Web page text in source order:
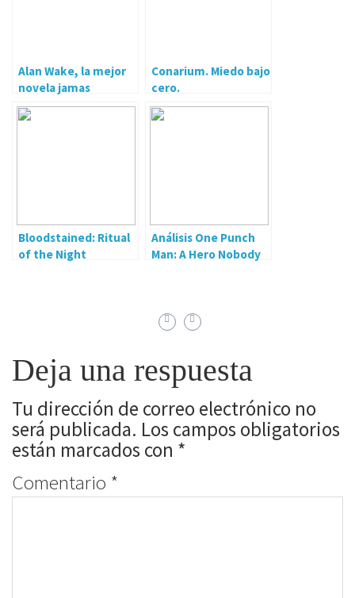
Alan Wake, la mejor
novela jamas
jugada…
Conarium. Miedo bajo
cero.
Bloodstained: Ritual
of the Night
Análisis One Punch
Man: A Hero Nobody
Deja una respuesta
Tu dirección de correo electrónico no
será publicada. Los campos obligatorios
están marcados con *
Comentario *